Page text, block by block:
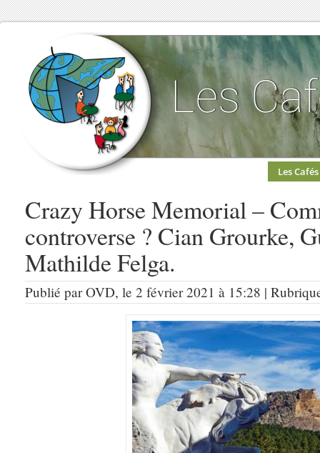
Les Cafés
Crazy Horse Memorial –
controverse ? Cian Grourke,
Mathilde Felga.
Publié par OVD, le 2 février 2021 à 15:28 |